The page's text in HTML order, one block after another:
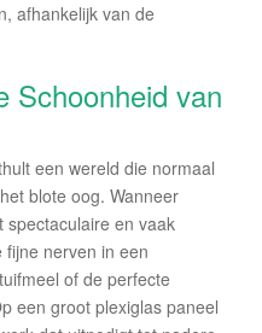
afhankelijk van de
Schoonheid van
een wereld die normaal
blote oog. Wanneer
spectaculaire en vaak
nerven in een
of de perfecte
een groot plexiglas paneel